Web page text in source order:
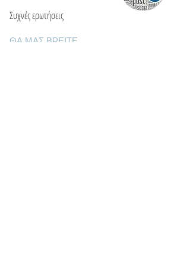
Συχνές ερωτήσεις
ΘΑ ΜΑΣ ΒΡΕΙΤΕ